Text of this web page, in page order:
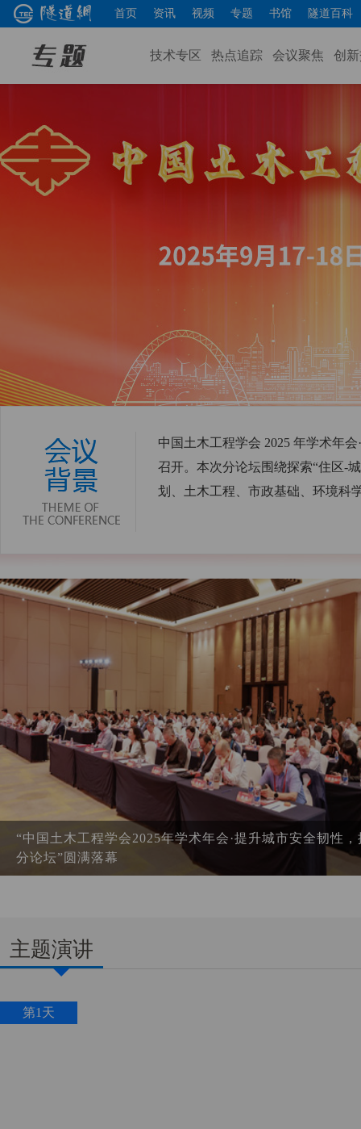
首页 资讯 视频 专题 书馆 隧道百科
技术专区 热点追踪 会议聚焦 创
中国土木工程学会 2025 年学术年
召开。本次分论坛围绕探索“住区-
划、土木工程、市政基础、环境科
“中国土木工程学会2025年学术年会·提升城市安全韧性，
分论坛”圆满落幕
主题演讲
第1天